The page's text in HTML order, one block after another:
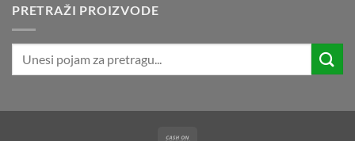
PRETRAŽI PROIZVODE